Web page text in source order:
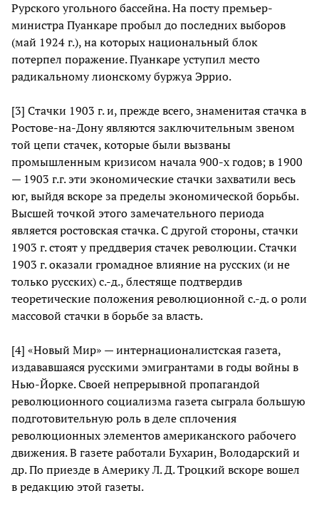
Рурского угольного бассейна. На посту премьер-
министра Пуанкаре пробыл до последних выборов
(май 1924 г.), на которых национальный блок
потерпел поражение. Пуанкаре уступил место
радикальному лионскому буржуа Эррио.
[3] Стачки 1903 г. и, прежде всего, знаменитая стачка в
Ростове-на-Дону являются заключительным звеном
той цепи стачек, которые были вызваны
промышленным кризисом начала 900-х годов; в 1900
— 1903 г.г. эти экономические стачки захватили весь
юг, выйдя вскоре за пределы экономической борьбы.
Высшей точкой этого замечательного периода
является ростовская стачка. С другой стороны, стачки
1903 г. стоят у преддверия стачек революции. Стачки
1903 г. оказали громадное влияние на русских (и не
только русских) с.-д., блестяще подтвердив
теоретические положения революционной с.-д. о роли
массовой стачки в борьбе за власть.
[4] «Новый Мир» — интернационалистская газета,
издававшаяся русскими эмигрантами в годы войны в
Нью-Йорке. Своей непрерывной пропагандой
революционного социализма газета сыграла большую
подготовительную роль в деле сплочения
революционных элементов американского рабочего
движения. В газете работали Бухарин, Володарский и
др. По приезде в Америку Л. Д. Троцкий вскоре вошел
в редакцию этой газеты.